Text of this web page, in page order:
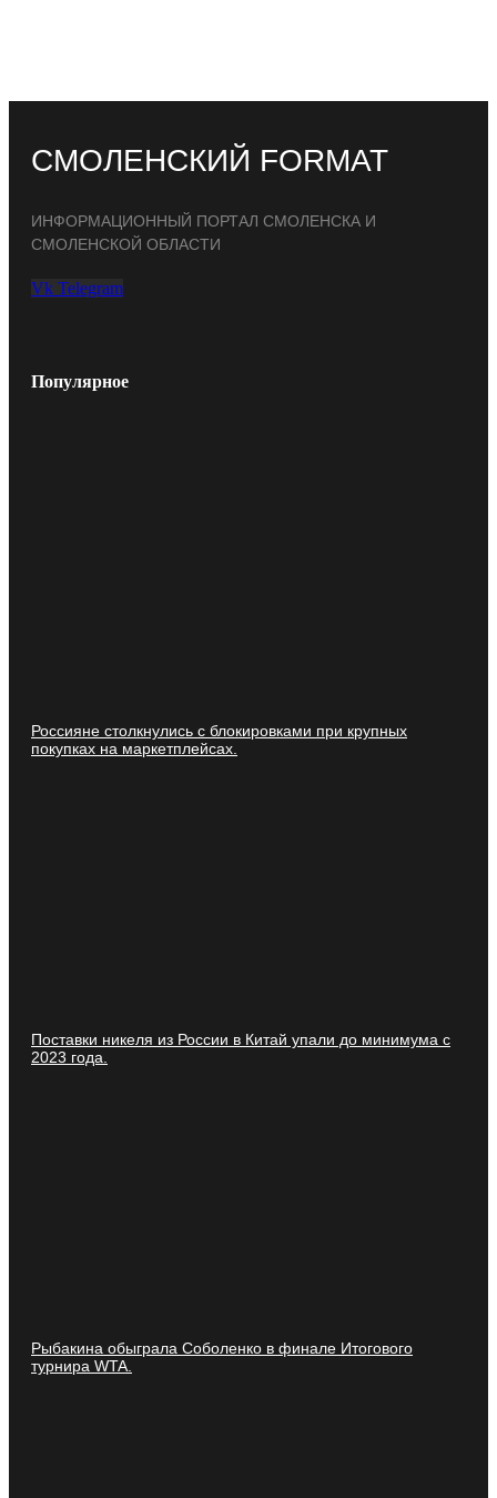
СМОЛЕНСКИЙ FORMAT
ИНФОРМАЦИОННЫЙ ПОРТАЛ СМОЛЕНСКА И
СМОЛЕНСКОЙ ОБЛАСТИ
Vk Telegram
Популярное
Россияне столкнулись с блокировками при крупных
покупках на маркетплейсах.
Поставки никеля из России в Китай упали до минимума с
2023 года.
Рыбакина обыграла Соболенко в финале Итогового
турнира WTA.